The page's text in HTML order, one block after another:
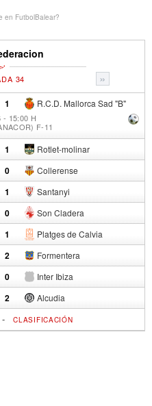
en FutbolBalear?
»
34
R.C.D. Mallorca Sad "B"
1
- 15:00 H
F-11
Rotlet-molinar
1
Collerense
0
Santanyi
1
Son Cladera
0
Platges de Calvia
1
Formentera
2
Inter Ibiza
0
Alcudia
2
-CLASIFICACIÓN